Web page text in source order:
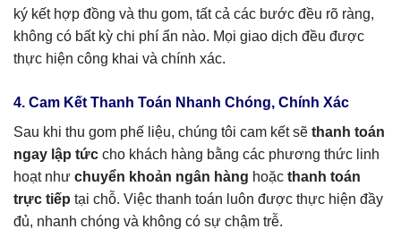
ký kết hợp đồng và thu gom, tất cả các bước đều rõ ràng,
không có bất kỳ chi phí ẩn nào. Mọi giao dịch đều được
thực hiện công khai và chính xác.
4. Cam Kết Thanh Toán Nhanh Chóng, Chính Xác
Sau khi thu gom phế liệu, chúng tôi cam kết sẽ thanh toán
ngay lập tức cho khách hàng bằng các phương thức linh
hoạt như chuyển khoản ngân hàng hoặc thanh toán
trực tiếp tại chỗ. Việc thanh toán luôn được thực hiện đầy
đủ, nhanh chóng và không có sự chậm trễ.